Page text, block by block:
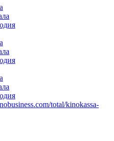
total/kinokassa-